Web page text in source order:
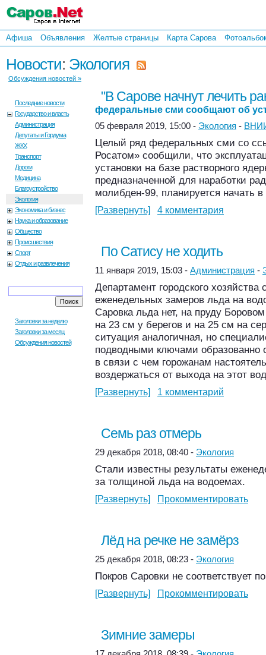
Афиша Объявления Желтые страницы Карта Сарова
Новости: Экология
Обсуждения новостей »
Последние новости
Государство и власть
Администрация
Депутаты и Гордума
ЖКХ
Транспорт
Дороги
Медицина
Благоустройство
Экология
Экономика и бизнес
Наука и образование
Общество
Происшествия
Спорт
Отдых и развлечения
Заголовки за неделю
Заголовки за месяц
Обсуждения новостей
"В Сарове начнут лечить
федеральные сми сообщают об
05 февраля 2019, 15:00 - Экология -
Целый ряд федеральных сми со
Росатом» сообщили, что
установки на базе растворного
предназначенной для наработки
молибден-99, планируется начать
[Развернуть] 4 комментария
По Сатису не ходить
11 января 2019, 15:03 - Администрация -
Департамент городского хозяйства
еженедельных замеров льда на
Саровка льда нет, на пруду
на 23 см у берегов и на 25 см на
ситуация аналогичная, но
подводными ключами образованно
в связи с чем горожанам
воздержаться от выхода на этот
[Развернуть] 1 комментарий
Семь раз отмерь
29 декабря 2018, 08:40 - Экология
Стали известны результаты
за толщиной льда на водоемах.
[Развернуть] Прокомментировать
Лёд на речке не замёрз
25 декабря 2018, 08:23 - Экология
Покров Саровки не соответствует
[Развернуть] Прокомментировать
Зимние замеры